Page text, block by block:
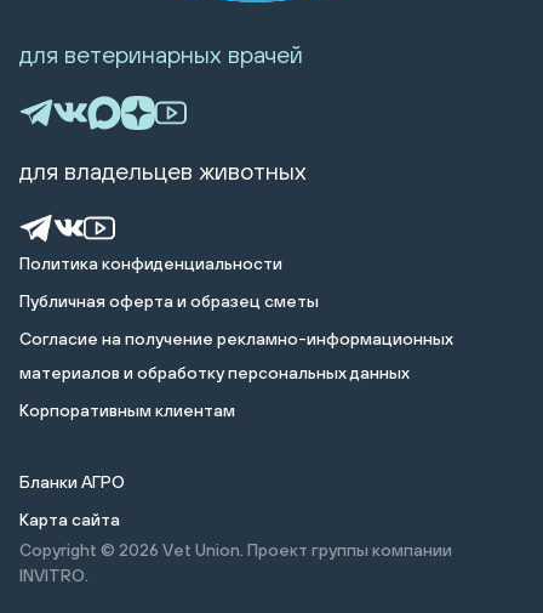
Политика конфиденциальности
Публичная оферта и образец сметы
Cогласие на получение рекламно-информационных
материалов и обработку персональных данных
Корпоративным клиентам
Бланки АГРО
Карта сайта
Copyright © 2026 Vet Union. Проект группы компании
INVITRO.
для ветеринарных врачей
для владельцев животных